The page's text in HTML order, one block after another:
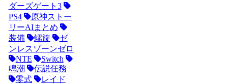
ダーズゲート3
PS4
原神ストー
リーAIまとめ
装備
螺旋
ゼ
ンレスゾーンゼロ
NTE
Switch
鳴潮
伝説任務
零式
レイド